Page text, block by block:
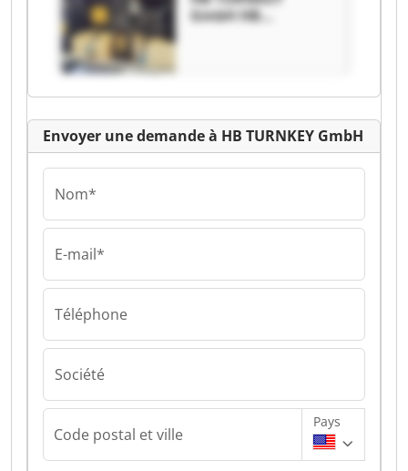
GmbH HB
Envoyer une demande à HB TURNKEY GmbH
Nom*
E-mail*
Téléphone
Société
Code postal et ville
Pays